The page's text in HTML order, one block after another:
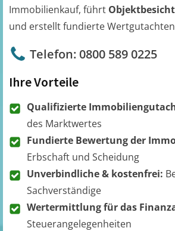
Immobilienkauf, führt
und erstellt fundierte
Telefon: 0800 589 0225
Ihre Vorteile
Qualifizierte
des Marktwertes
Fundierte Bewertung der
Erbschaft und Scheidung
Unverbindliche & kostenfrei:
Sachverständige
Wertermittlung für das
Steuerangelegenheiten